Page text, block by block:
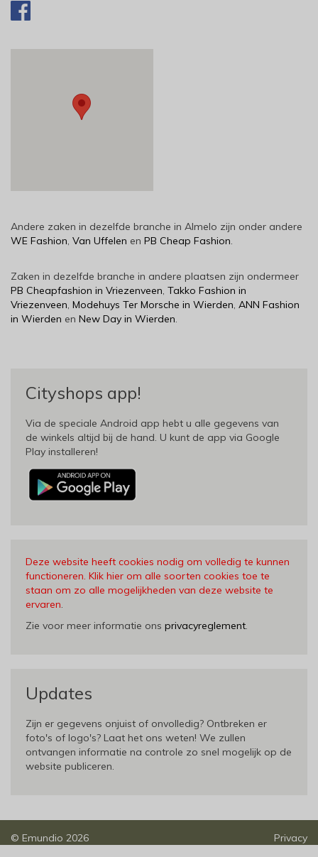
Andere zaken in dezelfde branche in Almelo zijn onder andere
WE Fashion, Van Uffelen en PB Cheap Fashion.
Zaken in dezelfde branche in andere plaatsen zijn ondermeer
PB Cheapfashion in Vriezenveen, Takko Fashion in
Vriezenveen, Modehuys Ter Morsche in Wierden, ANN Fashion
in Wierden en New Day in Wierden.
Cityshops app!
Via de speciale Android app hebt u alle gegevens van
de winkels altijd bij de hand. U kunt de app via Google
Play installeren!
Deze website heeft cookies nodig om volledig te kunnen
functioneren. Klik hier om alle soorten cookies toe te
staan om zo alle mogelijkheden van deze website te
ervaren
Zie voor meer informatie ons privacyreglement
Updates
Zijn er gegevens onjuist of onvolledig? Ontbreken er
foto's of logo's? Laat het ons weten! We zullen
ontvangen informatie na controle zo snel mogelijk op de
website publiceren.
© Emundio 2026 Privacy